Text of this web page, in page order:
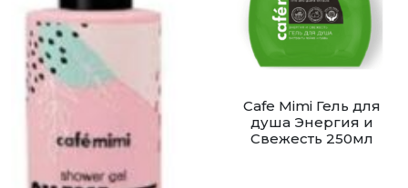
Cafe Mimi Гель для
душа Энергия и
Свежесть 250мл